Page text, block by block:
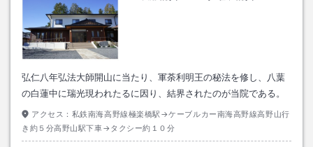
弘仁八年弘法大師開山に当たり、軍荼利明王の秘法を修し、八葉
の白蓮中に瑞光現われたるに因り、結界されたのが当院である。
アクセス： 私鉄南海高野線極楽橋駅→ケーブルカー南海高野線高野山行
き約５分高野山駅下車→タクシー約１０分